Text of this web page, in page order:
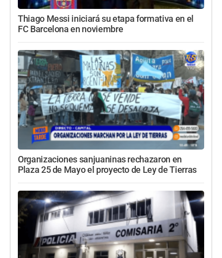
Thiago Messi iniciará su etapa formativa en el
FC Barcelona en noviembre
Organizaciones sanjuaninas rechazaron en
Plaza 25 de Mayo el proyecto de Ley de Tierras